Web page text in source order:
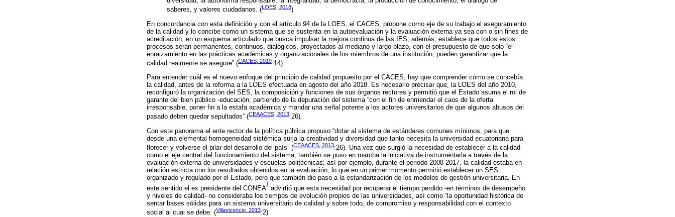
saberes, y valores ciudadanos. (LOES, 2018)
En concordancia con esta definición y con el artículo 94 de la LOES, el CACES, propone como eje de su trabajo el aseguramiento
de la calidad y lo concibe como un sistema que se sustenta en la autoevaluación y la evaluación externa ya sea con o sin fines de
acreditación, en un esquema articulado que busca impulsar la mejora continua de las IES; además, establece que todos estos
procesos serán permanentes, continuos, dialógicos, proyectados al mediano y largo plazo, con el presupuesto de que solo “el
enraizamiento en las prácticas académicas y organizacionales de los miembros de una institución, pueden garantizar que la
calidad realmente se asegure” (CACES, 2019:14).
Para entender cuál es el nuevo enfoque del principio de calidad propuesto por el CACES, hay que comprender cómo se concebía
la calidad, antes de la reforma a la LOES efectuada en agosto del año 2018. Es necesario precisar que, la LOES del año 2010,
reconfiguró la organización del SES, la composición y funciones de sus órganos rectores y permitió que el Estado asuma el rol de
garante del bien público -educación; partiendo de la depuración del sistema “con el fin de enmendar el caos de la oferta
irresponsable, poner fin a la estafa académica y mandar una señal potente a los actores universitarios de que algunos abusos del
pasado deben quedar sepultados” (CEAACES, 2013:26).
Con este panorama el ente rector de la política pública propuso “dotar al sistema de estándares comunes mínimos, para que
desde una elemental homogeneidad sistémica surja la creatividad y diversidad que tanto necesita la universidad ecuatoriana para
florecer y volverse el pilar del desarrollo del país” (CEAACES, 2013:26). Una vez que surgió la necesidad de establecer a la calidad
como el eje central del funcionamiento del sistema, también se puso en marcha la iniciativa de instrumentarla a través de la
evaluación externa de universidades y escuelas politécnicas; así por ejemplo, durante el periodo 2008-2017, la calidad estaba en
relación estricta con los resultados obtenidos en la evaluación, lo que en un primer momento permitió establecer un SES
organizado y regulado por el Estado, pero que también dio paso a la estandarización de los modelos de gestión universitaria. En
este sentido el ex presidente del CONEA
1
advirtió que esta necesidad por recuperar el tiempo perdido -en términos de desempeño
y niveles de calidad- no consideraba los tiempos de evolución propios de las universidades, así como “la oportunidad histórica de
sentar bases sólidas para un sistema universitario de calidad y sobre todo, de compromiso y responsabilidad con el contexto
social al cual se debe. (Villavicencio, 2013:2)